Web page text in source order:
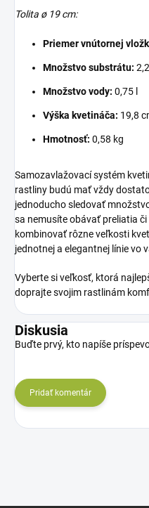
Tolita ø 19 cm:
Priemer vnútornej
Množstvo substrátu: 2,2 l
Množstvo vody: 0,75 l
Výška kvetináča: 19,8
Hmotnosť: 0,58 kg
Samozavlažovací systém
rastliny budú mať vždy
jednoducho sledovať
sa nemusíte obávať preliatia
kombinovať rôzne veľkosti
jednotnej a elegantnej línie vo
Vyberte si veľkosť, ktorá
doprajte svojim rastlinám
Diskusia
Buďte prvý, kto napíše
Pridať komentár